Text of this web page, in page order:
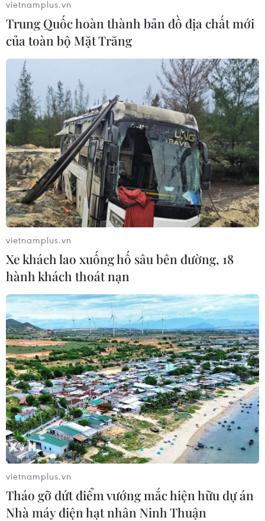
Tháng Bảy về thăm “Nghĩa trang Trường
Sơn” ở biên giới Tây Nam
26/07/2023 07:55
Dốc Bà Đắc năm xưa là chiến trường vô cùng ác liệt và
giờ đây Dốc Bà Đắc chính là nơi trở về của hàng ngàn
Liệt sỹ - các anh, các chị nằm kề bên nhau dưới lòng
đất mẹ như thuở ở chiến trường.
vietnamplus.vn
Trung Quốc hoàn thành bản đồ địa chất mới
của toàn bộ Mặt Trăng
vietnamplus.vn
Xe khách lao xuống hố sâu bên đường, 18
hành khách thoát nạn
vietnamplus.vn
Tháo gỡ dứt điểm vướng mắc hiện hữu dự án
Nhà máy điện hạt nhân Ninh Thuận